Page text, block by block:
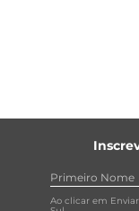
Ao clicar em